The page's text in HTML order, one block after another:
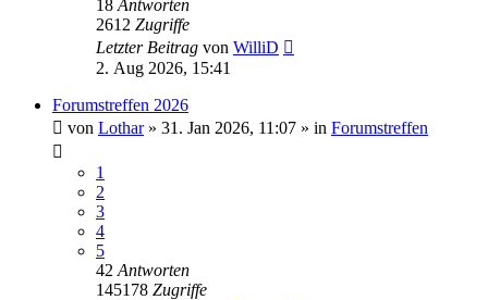
18 Antworten
2612 Zugriffe
Letzter Beitrag von WilliD
2. Aug 2026, 15:41
Forumstreffen 2026
von Lothar» 31. Jan 2026, 11:07 » in Forumstreffen
1
2
3
4
5
42 Antworten
145178 Zugriffe